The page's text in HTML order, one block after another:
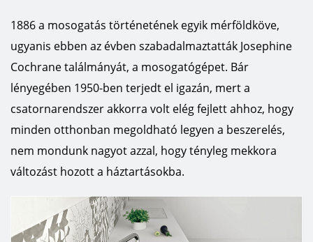
1886 a mosogatás történetének egyik mérföldköve,
ugyanis ebben az évben szabadalmaztatták Josephine
Cochrane találmányát, a mosogatógépet. Bár
lényegében 1950-ben terjedt el igazán, mert a
csatornarendszer akkorra volt elég fejlett ahhoz, hogy
minden otthonban megoldható legyen a beszerelés,
nem mondunk nagyot azzal, hogy tényleg mekkora
változást hozott a háztartásokba.